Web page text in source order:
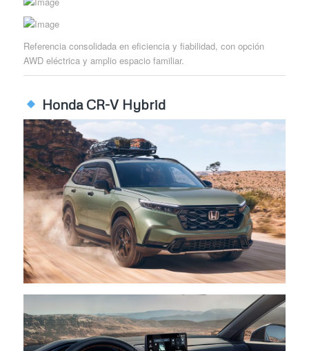
Referencia consolidada en eficiencia y fiabilidad, con opción
AWD eléctrica y amplio espacio familiar.
Honda CR-V Hybrid